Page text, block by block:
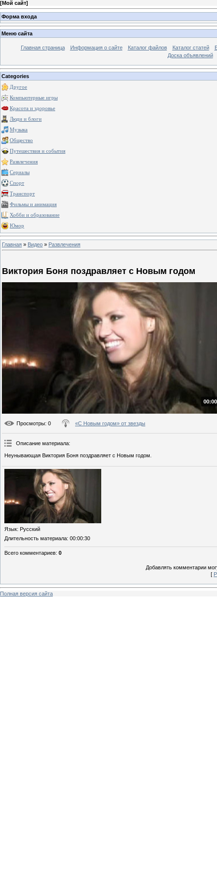
[Мой сайт]
Форма входа
Меню сайта
Главная страница Информация о сайте Каталог файлов Каталог статей
Доска объявлений
Categories
Другое
Компьютерные игры
Красота и здоровье
Люди и блоги
Музыка
Общество
Путешествия и события
Развлечения
Сериалы
Спорт
Транспорт
Фильмы и анимация
Хобби и образование
Юмор
Главная » Видео » Развлечения
Виктория Боня поздравляет с Новым годом
Просмотры: 0 «С Новым годом» от звезды
Описание материала:
Неунывающая Виктория Боня поздравляет с Новым годом.
Язык: Русский
Длительность материала: 00:00:30
Всего комментариев: 0
Добавлять комментарии
[
Полная версия сайта